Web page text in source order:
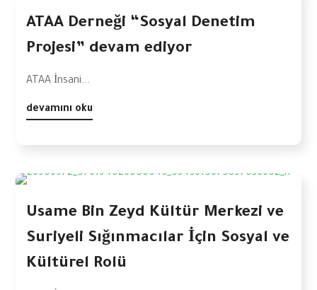
ATAA Derneği “Sosyal Denetim
Projesi” devam ediyor
ATAA İnsani...
devamını oku
Usame Bin Zeyd Kültür Merkezi ve
Suriyeli Sığınmacılar İçin Sosyal ve
Kültürel Rolü